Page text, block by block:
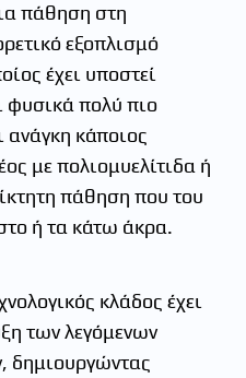
πάθηση στη
εξοπλισμό
έχει υποστεί
φυσικά πολύ πιο
ανάγκη κάποιος
με πολιομυελίτιδα ή
πάθηση που του
ή τα κάτω άκρα.
κλάδος έχει
των λεγόμενων
δημιουργώντας